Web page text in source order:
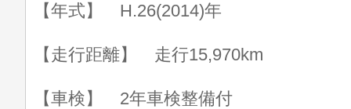
【年式】 H.26(2014)年
【走行距離】 走行15,970km
【車検】 2年車検整備付